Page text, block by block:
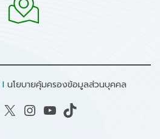
I นโยบายคุ้มครองข้อมูลส่วนบุคคล
X Instagram YouTube TikTok